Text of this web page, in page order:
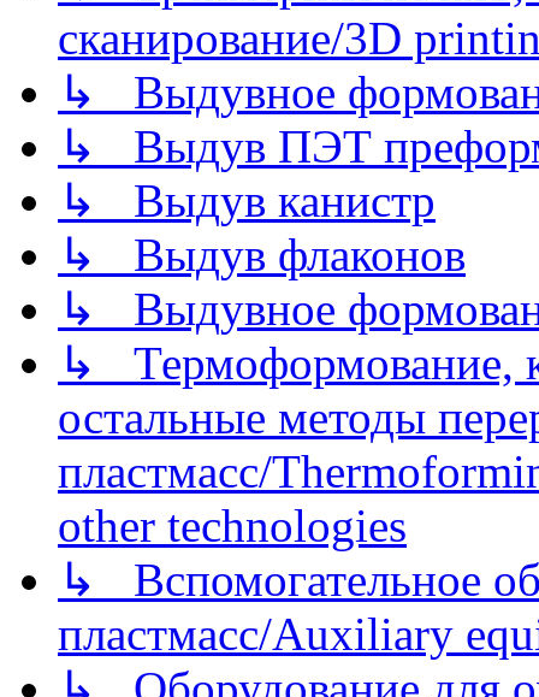
сканирование/3D
↳ Выдувное
↳ Выдув ПЭТ
↳ Выдув канистр
↳ Выдув флаконов
↳ Выдувное
↳ Термоформование,
остальные методы
пластмасс/
other technologies
↳ Вспомогательное
пластмасс/Auxiliary